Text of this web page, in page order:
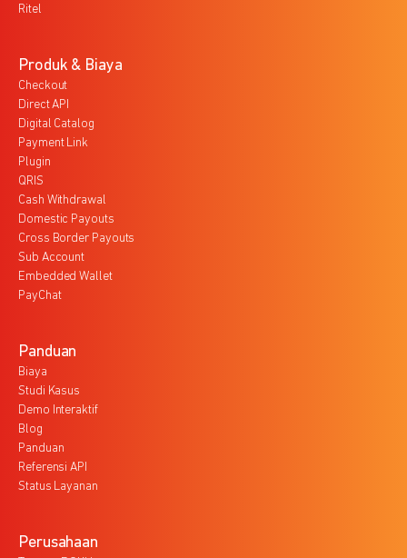
Ritel
Produk & Biaya
Checkout
Direct API
Digital Catalog
Payment Link
Plugin
QRIS
Cash Withdrawal
Domestic Payouts
Cross Border Payouts
Sub Account
Embedded Wallet
PayChat
Panduan
Biaya
Studi Kasus
Demo Interaktif
Blog
Panduan
Referensi API
Status Layanan
Perusahaan